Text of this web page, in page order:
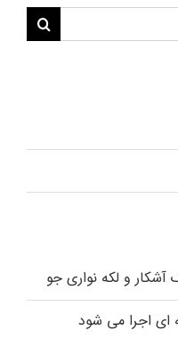
و لکه نواری جو
اجرا می شود